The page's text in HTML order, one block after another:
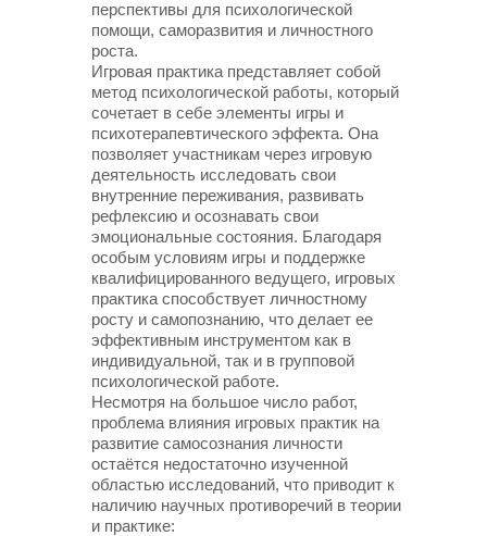
перспективы для психологической
помощи, саморазвития и личностного
роста.
Игровая практика представляет собой
метод психологической работы, который
сочетает в себе элементы игры и
психотерапевтического эффекта. Она
позволяет участникам через игровую
деятельность исследовать свои
внутренние переживания, развивать
рефлексию и осознавать свои
эмоциональные состояния. Благодаря
особым условиям игры и поддержке
квалифицированного ведущего, игровых
практика способствует личностному
росту и самопознанию, что делает ее
эффективным инструментом как в
индивидуальной, так и в групповой
психологической работе.
Несмотря на большое число работ,
проблема влияния игровых практик на
развитие самосознания личности
остаётся недостаточно изученной
областью исследований, что приводит к
наличию научных противоречий в теории
и практике: